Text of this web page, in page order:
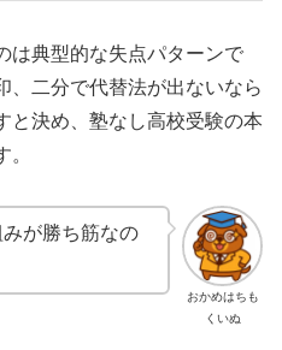
は典型的な失点パターンで
、二分で代替法が出ないなら
と決め、塾なし高校受験の本
おかめはちも
くいぬ
が勝ち筋なの